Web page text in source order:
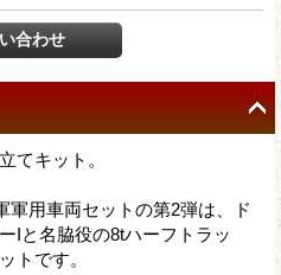
てキット。
軍用車両セットの第2弾は、ド
Iと名脇役の8tハーフトラッ
トです。